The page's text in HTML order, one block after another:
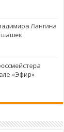
Лангина
шашек
«Эфир»